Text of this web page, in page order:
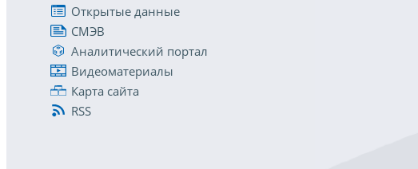
Открытые данные
СМЭВ
Аналитический портал
Видеоматериалы
Карта сайта
RSS